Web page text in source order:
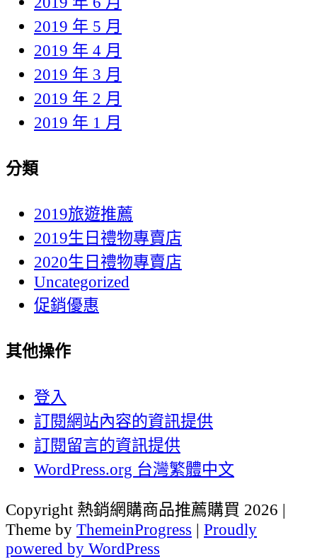
2019 年 5 月
2019 年 4 月
2019 年 3 月
2019 年 2 月
2019 年 1 月
分類
2019旅遊推薦
2019生日禮物專賣店
2020生日禮物專賣店
Uncategorized
促銷優惠
其他操作
登入
訂閱網站內容的資訊提供
訂閱留言的資訊提供
WordPress.org 台灣繁體中文
Copyright 熱銷網購商品推薦購買 2026 |
Theme by ThemeinProgress | Proudly
powered by WordPress